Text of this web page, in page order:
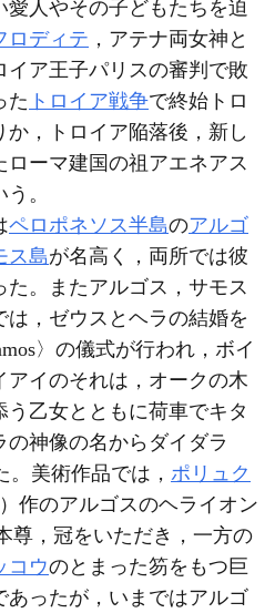
愛人やその子どもたちを迫
ロディテ ，アテナ両女神と
イア王子パリスの審判で敗
た トロイア戦争で終始トロ
，トロイア陥落後，新し
ーマ建国の祖アエネアス
。
ペロポネソス半島のアルゴ
ス島が名高く，両所では彼
。またアルゴス，サモス
は，ゼウスとヘラの結婚を
〉の儀式が行われ，ボイ
アイのそれは，オークの木
乙女とともに荷車でキタ
神像の名からダイダラ
。美術作品では， ポリュク
）作のアルゴスのヘライオン
尊，冠をいただき，一方の
コウのとまった笏をもつ巨
あったが，いまではアルゴ